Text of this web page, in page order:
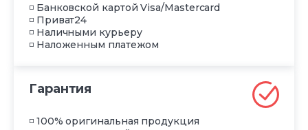
◽ Банковской картой Visa/Mastercard
◽ Приват24
◽ Наличными курьеру
◽ Наложенным платежом
Гарантия
◽ 100% оригинальная продукция